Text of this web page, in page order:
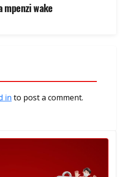
mpenzi wake
in to post a comment.